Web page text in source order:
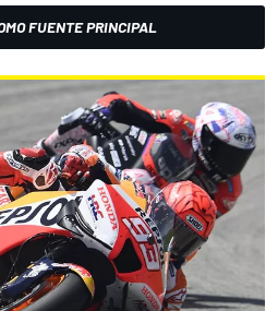
FUENTE PRINCIPAL